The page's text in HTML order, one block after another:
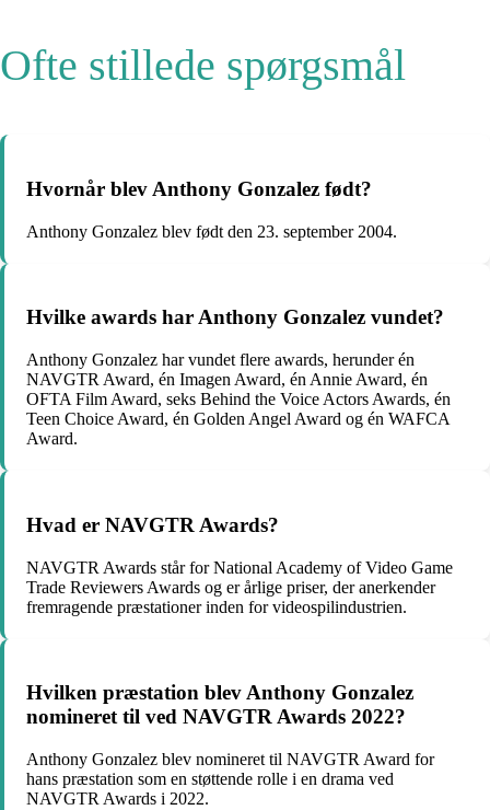
Ofte stillede spørgsmål
Hvornår blev Anthony Gonzalez født?
Anthony Gonzalez blev født den 23. september 2004.
Hvilke awards har Anthony Gonzalez vundet?
Anthony Gonzalez har vundet flere awards, herunder én
NAVGTR Award, én Imagen Award, én Annie Award, én
OFTA Film Award, seks Behind the Voice Actors Awards, én
Teen Choice Award, én Golden Angel Award og én WAFCA
Award.
Hvad er NAVGTR Awards?
NAVGTR Awards står for National Academy of Video Game
Trade Reviewers Awards og er årlige priser, der anerkender
fremragende præstationer inden for videospilindustrien.
Hvilken præstation blev Anthony Gonzalez
nomineret til ved NAVGTR Awards 2022?
Anthony Gonzalez blev nomineret til NAVGTR Award for
hans præstation som en støttende rolle i en drama ved
NAVGTR Awards i 2022.